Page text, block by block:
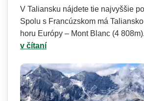
V Taliansku nájdete tie najvyššie
Spolu s Francúzskom má
horu Európy – Mont Blanc (4
v čítaní